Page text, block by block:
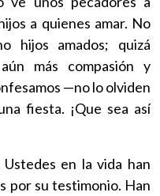
a quienes amar. No
hijos amados; quizá
más compasión y
—no lo olviden
fiesta. ¡Que sea así
en la vida han
por su testimonio. Han